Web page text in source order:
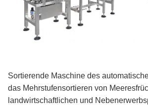
Sortierende Maschine des
das Mehrstufensortieren von
landwirtschaftlichen und